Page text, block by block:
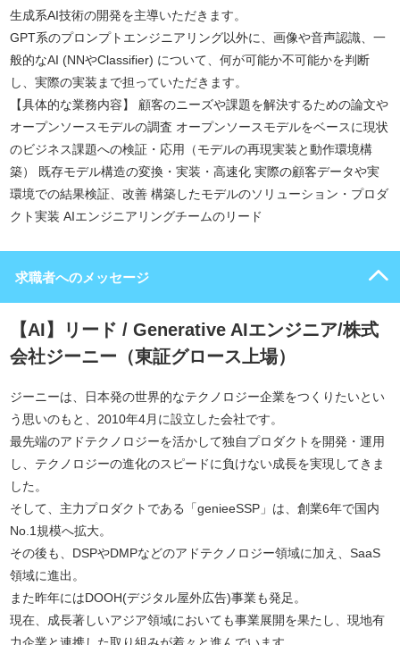
生成系AI技術の開発を主導いただきます。
GPT系のプロンプトエンジニアリング以外に、画像や音声認識、一
般的なAI (NNやClassifier) について、何が可能か不可能かを判断
し、実際の実装まで担っていただきます。
【具体的な業務内容】 顧客のニーズや課題を解決するための論文や
オープンソースモデルの調査 オープンソースモデルをベースに現状
のビジネス課題への検証・応用（モデルの再現実装と動作環境構
築） 既存モデル構造の変換・実装・高速化 実際の顧客データや実
環境での結果検証、改善 構築したモデルのソリューション・プロダ
クト実装 AIエンジニアリングチームのリード
求職者へのメッセージ
【AI】リード / Generative AIエンジニア/株式
会社ジーニー（東証グロース上場）
ジーニーは、日本発の世界的なテクノロジー企業をつくりたいとい
う思いのもと、2010年4月に設立した会社です。
最先端のアドテクノロジーを活かして独自プロダクトを開発・運用
し、テクノロジーの進化のスピードに負けない成長を実現してきま
した。
そして、主力プロダクトである「genieeSSP」は、創業6年で国内
No.1規模へ拡大。
その後も、DSPやDMPなどのアドテクノロジー領域に加え、SaaS
領域に進出。
また昨年にはDOOH(デジタル屋外広告)事業も発足。
現在、成長著しいアジア領域においても事業展開を果たし、現地有